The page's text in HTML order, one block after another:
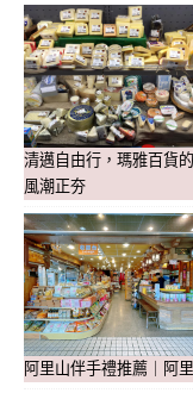
清邁自由行，瑪雅百貨
風潮正夯
阿里山伴手禮推薦｜阿